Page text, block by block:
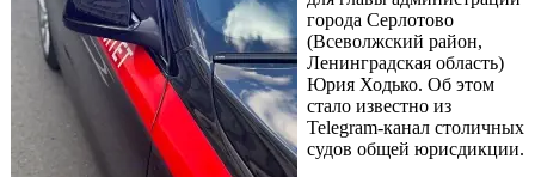
города Серлотово
(Всеволжский район,
Ленинградская область)
Юрия Ходько. Об этом
стало известно из
Telegram-канал столичных
судов общей юрисдикции.